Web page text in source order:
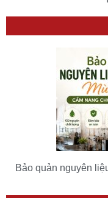
Bảo quản nguyên